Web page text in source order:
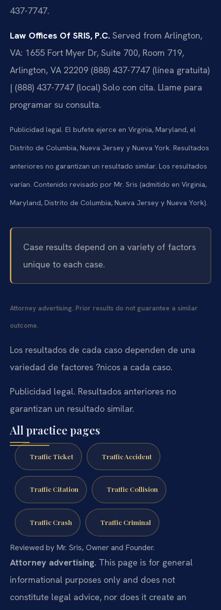
437-7747.
Law Offices Of SRIS, P.C. Served from Arlington,
VA: 1655 Fort Myer Dr, Suite 700, Room 719,
Arlington, VA 22209 (888) 437-7747 (línea gratuita)
| (888) 437-7747 (local) Solo con cita. Llame para
programar su consulta.
Publicidad legal. El bufete ejerce en Virginia, Maryland, el
Distrito de Columbia, Nueva Jersey y Nueva York. Resultados
anteriores no garantizan un resultado similar. Los resultados
varían. Contenido revisado por Mr. Sris (admitido en Virginia,
Maryland, Distrito de Columbia, Nueva Jersey y Nueva York).
Case results depend on a variety of factors
unique to each case.
Attorney advertising. Prior results do not guarantee a similar
outcome.
Los resultados de cada caso dependen de una
variedad de factores ?nicos a cada caso.
Publicidad legal. Resultados anteriores no
garantizan un resultado similar.
All practice pages
Traffic Ticket Traffic Accident
Traffic Citation Traffic Collision
Traffic Crash Traffic Criminal
Reviewed by Mr. Sris, Owner and Founder.
Attorney advertising. This page is for general
informational purposes only and does not
constitute legal advice, nor does it create an